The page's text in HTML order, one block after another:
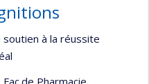
soutien à la réussite
Pharmacie